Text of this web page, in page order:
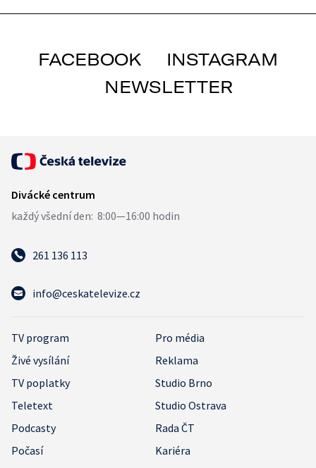
FACEBOOK
INSTAGRAM
NEWSLETTER
261 136 113
info@ceskatelevize.cz
TV program
Pro média
Živé vysílání
Reklama
TV poplatky
Studio Brno
Teletext
Studio Ostrava
Podcasty
Rada ČT
Počasí
Kariéra